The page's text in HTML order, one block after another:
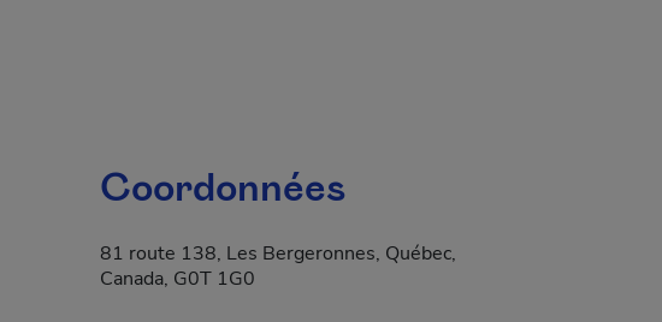
Coordonnées
81 route 138, Les Bergeronnes, Québec,
Canada, G0T 1G0